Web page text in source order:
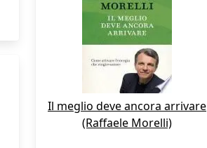
Il meglio deve ancora arrivare
(Raffaele Morelli)